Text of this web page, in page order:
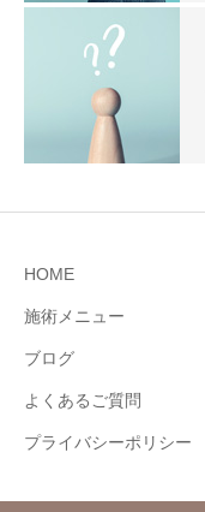
HOME
施術メニュー
ブログ
よくあるご質問
プライバシーポリシー